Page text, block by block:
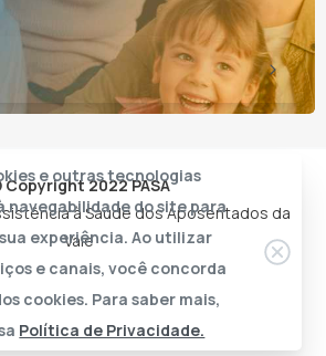
2022 PASA
à Saúde dos Aposentados da
Vale
e outras tecnologias
navegabilidade do site para
experiência. Ao utilizar
e canais, você concorda
cookies. Para saber mais,
Política de Privacidade.